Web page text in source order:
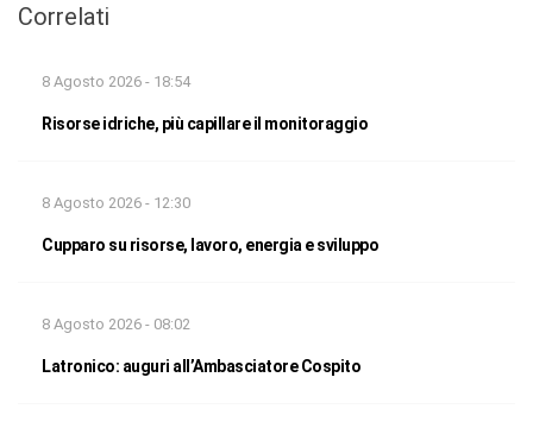
Correlati
8 Agosto 2026 - 18:54
Risorse idriche, più capillare il monitoraggio
8 Agosto 2026 - 12:30
Cupparo su risorse, lavoro, energia e sviluppo
8 Agosto 2026 - 08:02
Latronico: auguri all’Ambasciatore Cospito